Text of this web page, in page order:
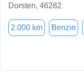
Dorsten, 46282
2.000 km Benzin